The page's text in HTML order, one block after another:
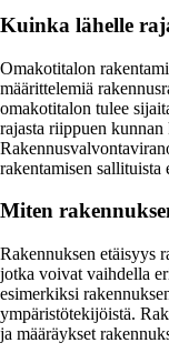
Kuinka lähelle
Omakotitalon
määrittelemiä
omakotitalon tulee
rajasta riippuen kunnan
rakentamisen sallituista
Miten
Rakennuksen etäisyys
jotka voivat vaihdella
esimerkiksi
ympäristötekijöistä.
ja määräykset